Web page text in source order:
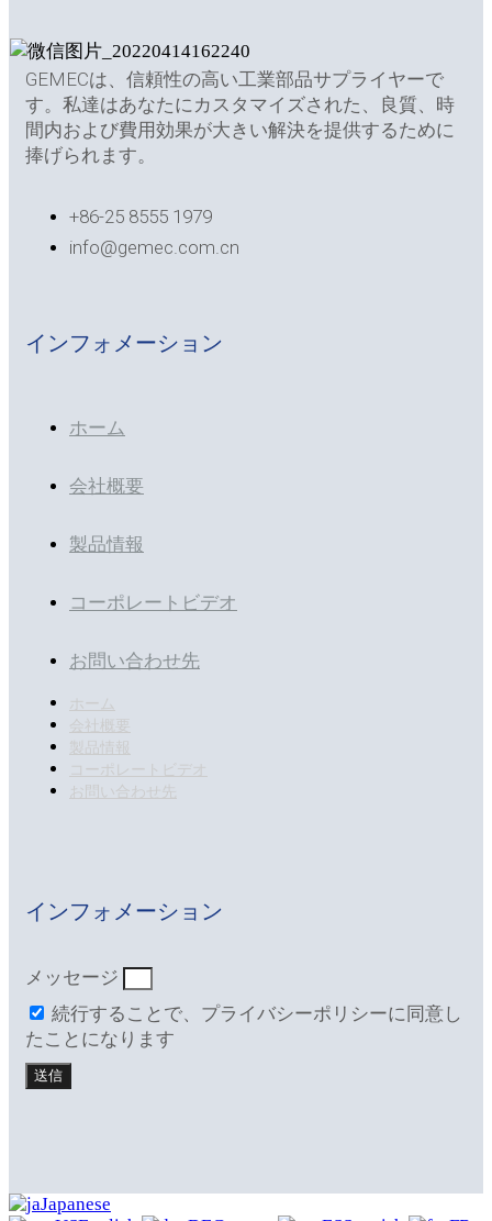
GEMECは、信頼性の高い工業部品サプライヤーで
す。私達はあなたにカスタマイズされた、良質、時
間内および費用効果が大きい解決を提供するために
捧げられます。
+86-25 8555 1979
info@gemec.com.cn
インフォメーション
ホーム
会社概要
製品情報
コーポレートビデオ
お問い合わせ先
ホーム
会社概要
製品情報
コーポレートビデオ
お問い合わせ先
インフォメーション
メッセージ
続行することで、プライバシーポリシーに同意し
たことになります
送信
Japanese